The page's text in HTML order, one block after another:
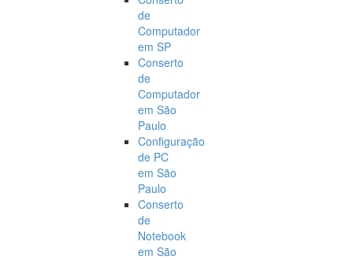
de
Computador
em SP
Conserto
de
Computador
em São
Paulo
Configuração
de PC
em São
Paulo
Conserto
de
Notebook
em São